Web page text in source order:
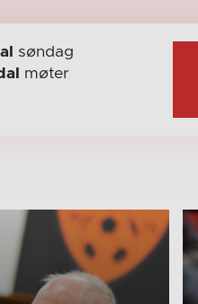
søndag
møter